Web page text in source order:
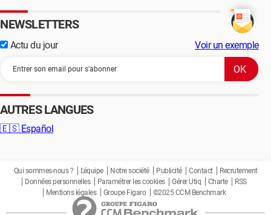
NEWSLETTERS
Actu du jour Voir un exemple
AUTRES LANGUES
🇪🇸 Español
Qui sommes-nous ? L'équipe Notre société Publicité Contact
Recrutement
Données personnelles
Paramétrer les cookies Gérer Utiq Charte
RSS
Mentions légales
Groupe Figaro ©2025 CCM Benchmark